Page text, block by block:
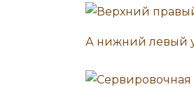
А нижний левый